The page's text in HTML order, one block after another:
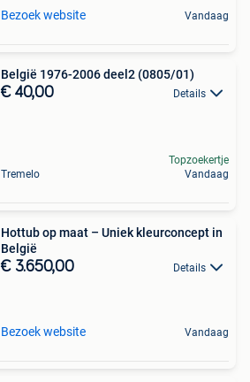
Bezoek website Vandaag
België 1976-2006 deel2 (0805/01)
€ 40,00 Details
Tremelo
Topzoekertje
Vandaag
Hottub op maat – Uniek kleurconcept in
België
€ 3.650,00 Details
Bezoek website Vandaag